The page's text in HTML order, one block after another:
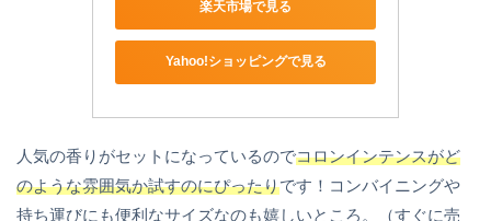
楽天市場で見る
Yahoo!ショッピングで見る
人気の香りがセットになっているのでコロンインテンスがど
のような雰囲気か試すのにぴったりです！コンバイニングや
持ち運びにも便利なサイズなのも嬉しいところ。（すぐに売